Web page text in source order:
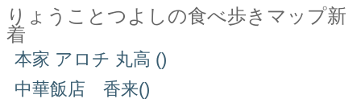
りょうことつよしの食べ歩きマップ新
着
本家 アロチ 丸高 ()
中華飯店 香来()